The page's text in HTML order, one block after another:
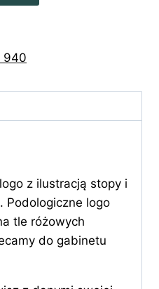
940
z ilustracją stopy i
Podologiczne logo
tle różowych
do gabinetu